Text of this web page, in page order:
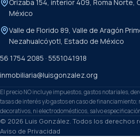
Orizaba 154, interior 409, Roma Norte,
México
Valle de Florido 89, Valle de Aragón
Nezahualcóyotl, Estado de México
56 1754 2085 · 5551041918
inmobiliaria@luisgonzalez.org
El precio NO incluye impuestos, gastos notariales,
tasas de interés y/o gastos en caso de
decorativos, ni electrodomésticos, salvo
© 2026 Luis González. Todos los derechos
Aviso de Privacidad